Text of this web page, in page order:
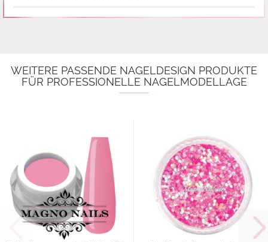
WEITERE PASSENDE NAGELDESIGN PRODUKTE
FÜR PROFESSIONELLE NAGELMODELLAGE